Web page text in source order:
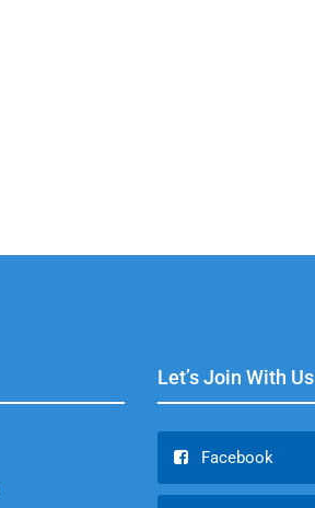
Let’s Join With Us
Facebook